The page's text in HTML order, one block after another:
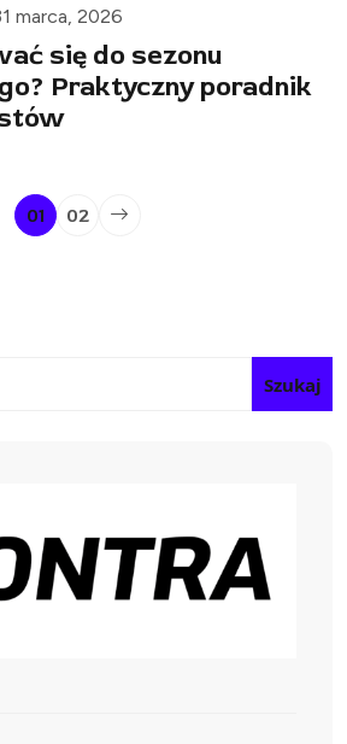
marca, 2026
się do sezonu
Praktyczny poradnik
01 02
Szukaj